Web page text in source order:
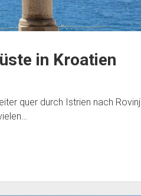
in Kroatien
quer durch Istrien nach Rovinj